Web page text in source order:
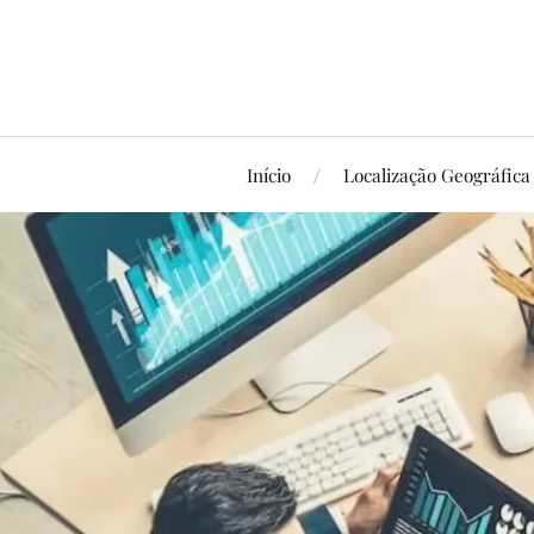
Início Localização Geográfica